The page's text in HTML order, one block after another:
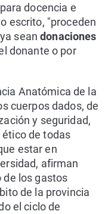
docencia e
escrito, "proceden
seandonaciones
donante o por
Anatómica de la
cuerpos dados, de
y seguridad,
de todas
estar en
afirman
de los gastos
de la provincia
el ciclo de